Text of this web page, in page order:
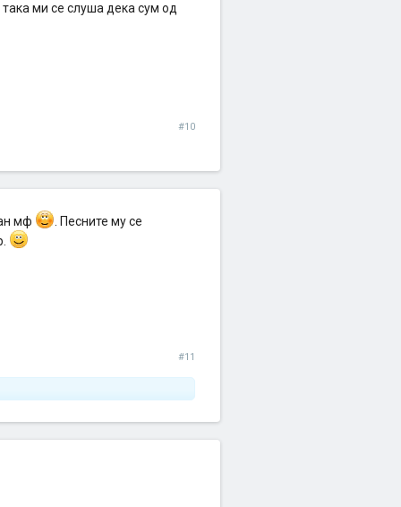
ми се слуша дека сум од
#10
мф
. Песните му се
#11